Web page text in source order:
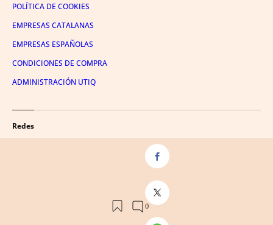
POLÍTICA DE COOKIES
EMPRESAS CATALANAS
EMPRESAS ESPAÑOLAS
CONDICIONES DE COMPRA
ADMINISTRACIÓN UTIQ
Redes